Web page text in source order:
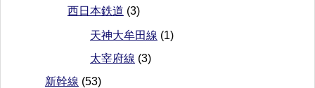
西日本鉄道 (3)
天神大牟田線 (1)
太宰府線 (3)
新幹線 (53)